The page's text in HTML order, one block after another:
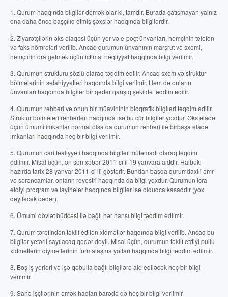
1. Qurum haqqında bilgilər demək olar ki, tamdır. Burada çatışmayan yalnız
ona daha öncə başçılıq etmiş şəxslər haqqında bilgilərdir.
2. Ziyarətçilərin əks əlaqəsi üçün yer və e-poçt ünvanları, həmçinin telefon
və faks nömrələri verilib. Ancaq qurumun ünvanının marşrut və sxemi,
həmçinin ora getmək üçün ictimai nəqliyyat haqqında bilgi verilmir.
3. Qurumun strukturu sözlü olaraq təqdim edilir. Ancaq sxem və struktur
bölmələrinin səlahiyyətləri haqqında bilgi verilmir. Həm də onların
ünvanları haqqında bilgilər bir qədər qarışıq şəkildə təqdim edilir.
4. Qurumun rəhbəri və onun bir müavininin bioqrafik bilgiləri təqdim edilir.
Struktur bölmələri rəhbərləri haqqında isə bu cür bilgilər yoxdur. Əks əlaqə
üçün ümumi imkanlar normal olsa da qurumun rəhbəri ilə birbaşa əlaqə
imkanları haqqında heç bir bilgi verilmir.
5. Qurumun cari fəaliyyəti haqqında bilgilər mütəmadi olaraq təqdim
edilmir. Misal üçün, ən son xəbər 2011-ci il 19 yanvara aiddir. Halbuki
hazırda tarix 28 yanvar 2011-ci ili göstərir. Bundan başqa qurumdaxili əmr
və sərəncamlar, onların reyestri haqqında da bilgi yoxdur. Qurumun icra
etdiyi proqram və layihələr haqqında bilgilər isə olduqca kasaddır (yox
deyiləcək qədər).
6. Ümumi dövlət büdcəsi ilə bağlı hər hansı bilgi təqdim edilmir.
7. Qurum tərəfindən təklif edilən xidmətlər haqqında bilgi verilib. Ancaq bu
bilgilər yetərli sayılacaq qədər deyil. Misal üçün, qurumun təklif etdiyi pullu
xidmətlərin qiymətlərinin formalaşma yolları haqqında bilgi təqdim edilmir.
8. Boş iş yerləri və işə qəbulla bağlı bilgilərə aid ediləcək heç bir bilgi
verilmir.
9. Sahə işçilərinin əmək haqları barədə də heç bir bilgi verilmir.